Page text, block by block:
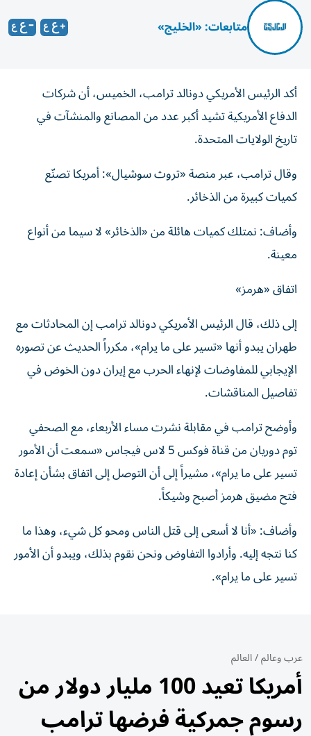
متابعات: «الخليج»
أكد الرئيس الأمريكي دونالد ترامب، الخميس، أن شركات
الدفاع الأمريكية تشيد أكبر عدد من المصانع والمنشآت في
تاريخ الولايات المتحدة.
وقال ترامب، عبر منصة «تروث سوشيال»: أمريكا تصنّع
كميات كبيرة من الذخائر.
وأضاف: نمتلك كميات هائلة من «الذخائر» لا سيما من أنواع
معينة.
اتفاق «هرمز»
إلى ذلك، قال الرئيس الأمريكي دونالد ترامب ‌إن المحادثات مع
طهران يبدو أنها «تسير على ⁠ما يرام»، مكرراً الحديث عن ‌تصوره
الإيجابي للمفاوضات ‌لإنهاء الحرب مع إيران دون الخوض في
تفاصيل المناقشات.
وأوضح ترامب في مقابلة ‌نشرت مساء الأربعاء، مع الصحفي
⁠توم دوريان من قناة فوكس 5 لاس فيجاس «سمعت أن الأمور
تسير على ما يرام»، مشيراً إلى أن التوصل إلى اتفاق بشأن إعادة
⁠فتح مضيق هرمز أصبح وشيكاً.
وأضاف: «أنا لا أسعى إلى قتل الناس ومحو كل شيء، ‌وهذا ما
كنا نتجه إليه. ‌وأرادوا التفاوض ونحن نقوم بذلك، ويبدو أن الأمور
تسير على ما يرام».
عرب وعالم/العالم
أمريكا تعيد 100 مليار دولار من
رسوم جمركية فرضها ترامب